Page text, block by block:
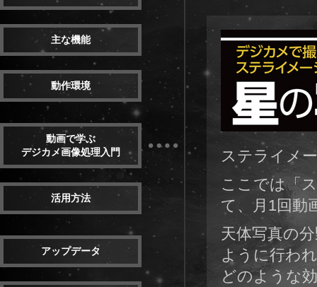
主な機能
動作環境
動画で学ぶ
デジカメ画像処理入門
活用方法
アップデータ
ステライメ
ここでは「
て、月1回動
天体写真の
ように行わ
どのような